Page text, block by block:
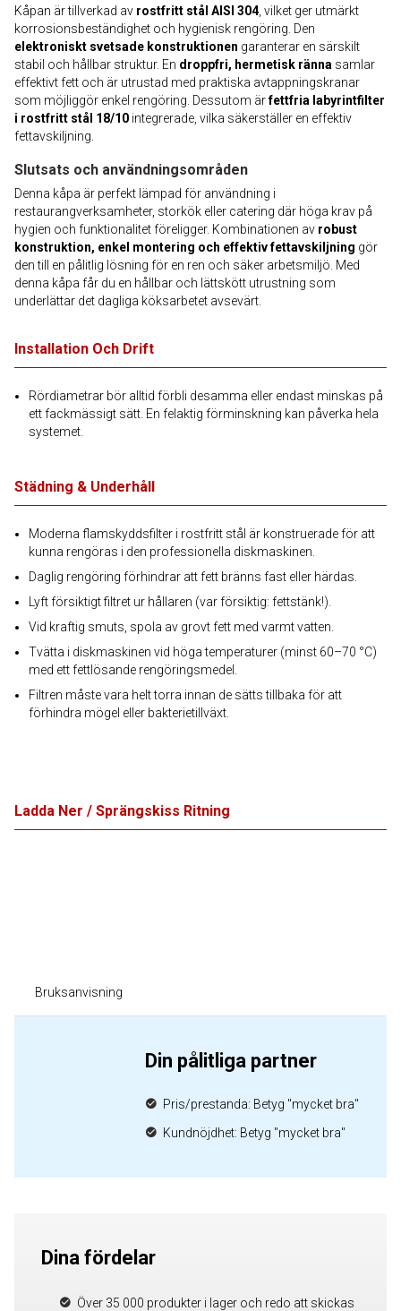
Kåpan är tillverkad av rostfritt stål AISI 304, vilket ger utmärkt
korrosionsbeständighet och hygienisk rengöring. Den
elektroniskt svetsade konstruktionen garanterar en särskilt
stabil och hållbar struktur. En droppfri, hermetisk ränna samlar
effektivt fett och är utrustad med praktiska avtappningskranar
som möjliggör enkel rengöring. Dessutom ärfettfria labyrintfilter
i rostfritt stål 18/10 integrerade, vilka säkerställer en effektiv
fettavskiljning.
Slutsats och användningsområden
Denna kåpa är perfekt lämpad för användning i
restaurangverksamheter, storkök eller catering där höga krav på
hygien och funktionalitet föreligger. Kombinationen av robust
konstruktion, enkel montering och effektiv fettavskiljning gör
den till en pålitlig lösning för en ren och säker arbetsmiljö. Med
denna kåpa får du en hållbar och lättskött utrustning som
underlättar det dagliga köksarbetet avsevärt.
Installation Och Drift
Rördiametrar bör alltid förbli desamma eller endast minskas på
ett fackmässigt sätt. En felaktig förminskning kan påverka hela
systemet.
Städning & Underhåll
Moderna flamskyddsfilter i rostfritt stål är konstruerade för att
kunna rengöras i den professionella diskmaskinen.
Daglig rengöring förhindrar att fett bränns fast eller härdas.
Lyft försiktigt filtret ur hållaren (var försiktig: fettstänk!).
Vid kraftig smuts, spola av grovt fett med varmt vatten.
Tvätta i diskmaskinen vid höga temperaturer (minst 60–70 °C)
med ett fettlösande rengöringsmedel.
Filtren måste vara helt torra innan de sätts tillbaka för att
förhindra mögel eller bakterietillväxt.
Ladda Ner / Sprängskiss Ritning
Bruksanvisning
Din pålitliga partner
Pris/prestanda: Betyg "mycket bra"
Kundnöjdhet: Betyg "mycket bra"
Dina fördelar
Över 35 000 produkter i lager och redo att skickas